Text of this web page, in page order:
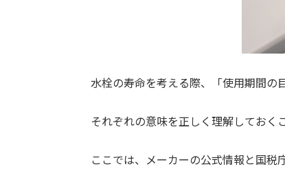
水栓の寿命を考える際、「使用期間の
それぞれの意味を正しく理解しておく
ここでは、メーカーの公式情報と国税